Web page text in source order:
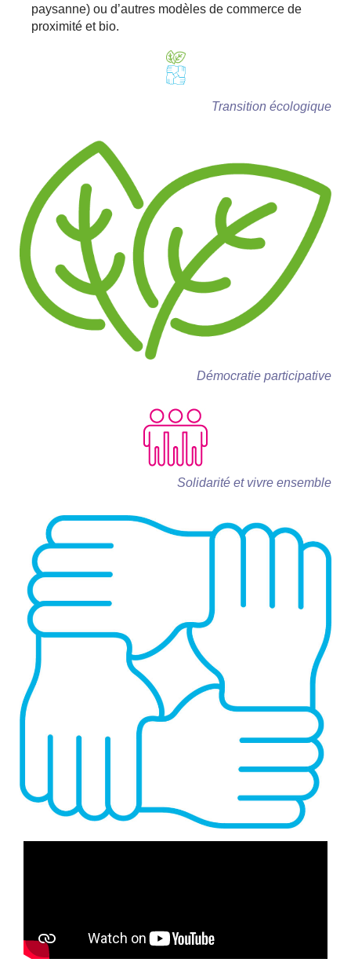
paysanne) ou d’autres modèles de commerce de
proximité et bio.
Transition écologique
Démocratie participative
Solidarité et vivre ensemble